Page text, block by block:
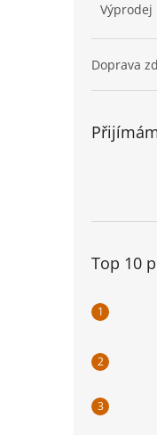
Výprodej
Doprava
Top 10